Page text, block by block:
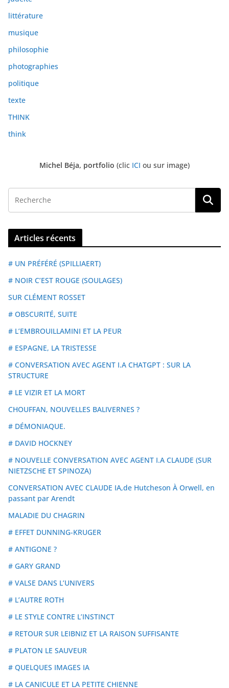
littérature
musique
philosophie
photographies
politique
texte
THINK
think
Michel Béja, portfolio (clic ICI ou sur image)
Articles récents
# UN PRÉFÉRÉ (SPILLIAERT)
# NOIR C’EST ROUGE (SOULAGES)
SUR CLÉMENT ROSSET
# OBSCURITÉ, SUITE
# L’EMBROUILLAMINI ET LA PEUR
# ESPAGNE, LA TRISTESSE
# CONVERSATION AVEC AGENT I.A CHATGPT : SUR LA
STRUCTURE
# LE VIZIR ET LA MORT
CHOUFFAN, NOUVELLES BALIVERNES ?
# DÉMONIAQUE.
# DAVID HOCKNEY
# NOUVELLE CONVERSATION AVEC AGENT I.A CLAUDE (SUR
NIETZSCHE ET SPINOZA)
CONVERSATION AVEC CLAUDE IA,de Hutcheson À Orwell, en
passant par Arendt
MALADIE DU CHAGRIN
# EFFET DUNNING-KRUGER
# ANTIGONE ?
# GARY GRAND
# VALSE DANS L’UNIVERS
# L’AUTRE ROTH
# LE STYLE CONTRE L’INSTINCT
# RETOUR SUR LEIBNIZ ET LA RAISON SUFFISANTE
# PLATON LE SAUVEUR
# QUELQUES IMAGES IA
# LA CANICULE ET LA PETITE CHIENNE